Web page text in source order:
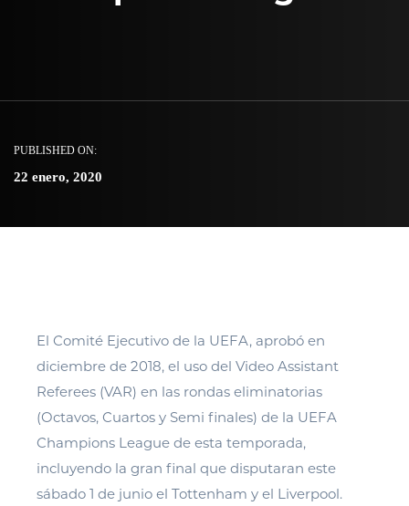
PUBLISHED ON:
22 enero, 2020
El Comité Ejecutivo de la UEFA, aprobó en
diciembre de 2018, el uso del Video Assistant
Referees (VAR) en las rondas eliminatorias
(Octavos, Cuartos y Semi finales) de la UEFA
Champions League de esta temporada,
incluyendo la gran final que disputaran este
sábado 1 de junio el Tottenham y el Liverpool.